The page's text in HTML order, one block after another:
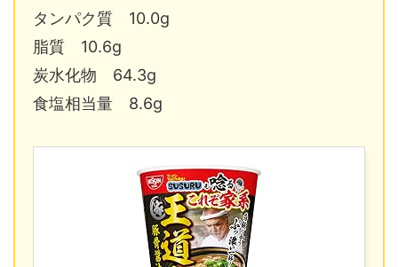
タンパク質 10.0g
脂質 10.6g
炭水化物 64.3g
食塩相当量 8.6g